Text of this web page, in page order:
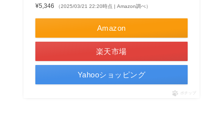
¥5,346 （2025/03/21 22:20時点 | Amazon調べ）
Amazon
楽天市場
Yahooショッピング
ポチップ